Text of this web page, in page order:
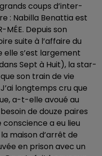
coups d’in­ter­
: Nabilla Benat­tia est
MÉE. Depuis son
suite à l’af­faire du
elle s’est large­ment
Sept à Huit), la star­
son train de vie
long­temps cru que
a-t-elle avoué au
de douze paires
conscience a eu lieu
maison d’ar­rêt de
en prison avec un